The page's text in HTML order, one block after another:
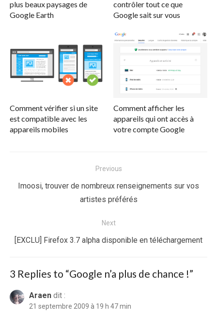
plus beaux paysages de
Google Earth
contrôler tout ce que
Google sait sur vous
Comment vérifier si un site
est compatible avec les
appareils mobiles
Comment afficher les
appareils qui ont accès à
votre compte Google
de
Previous
Previous
Imoosi, trouver de nombreux renseignements sur vos
artistes préférés
Next
Next
[EXCLU] Firefox 3.7 alpha disponible en téléchargement
3 Replies to “Google n’a plus de chance !”
Araen dit :
21 septembre 2009 à 19 h 47 min